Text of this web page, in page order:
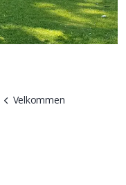
Velkommen